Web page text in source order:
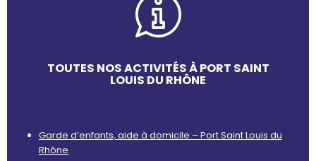
TOUTES NOS ACTIVITÉS À PORT SAINT
LOUIS DU RHÔNE
Garde d’enfants, aide à domicile – Port Saint Louis du
Rhône